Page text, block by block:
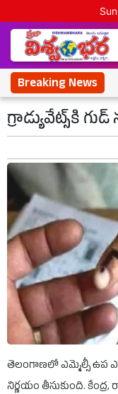
Breaking News
గ్రాడ్యువేట్స్‌కి
తెలంగాణలో ఎమ్మెల్సీ ఉప
నిర్ణయం తీసుకుంది. కేంద్ర,